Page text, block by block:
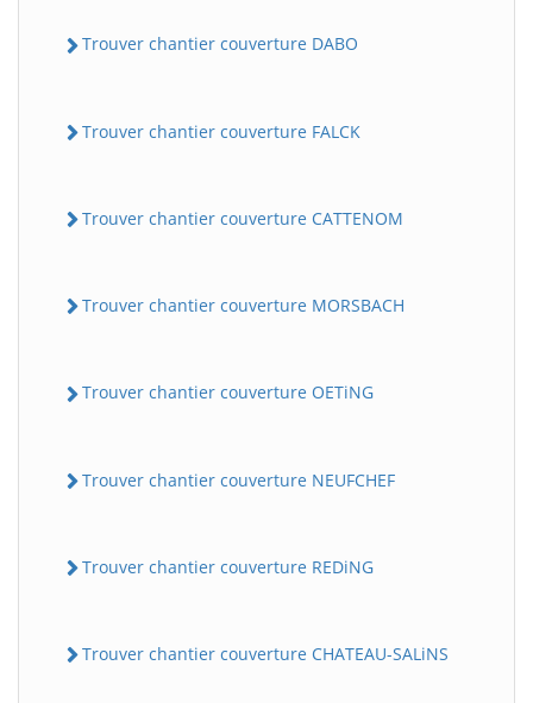
Trouver chantier couverture DABO
Trouver chantier couverture FALCK
Trouver chantier couverture CATTENOM
Trouver chantier couverture MORSBACH
Trouver chantier couverture OETiNG
Trouver chantier couverture NEUFCHEF
Trouver chantier couverture REDiNG
Trouver chantier couverture CHATEAU-SALiNS